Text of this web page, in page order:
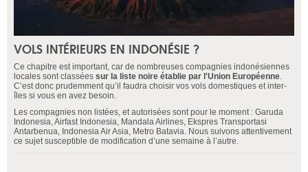
VOLS INTÉRIEURS EN INDONÉSIE ?
Ce chapitre est important, car de nombreuses compagnies indonésiennes
locales sont classées sur la liste noire établie par l'Union Européenne
C’est donc prudemment qu’il faudra choisir vos vols domestiques et inter-
îles si vous en avez besoin.
Les compagnies non listées, et autorisées sont pour le moment : Garuda
Indonesia, Airfast Indonesia, Mandala Airlines, Ekspres Transportasi
Antarbenua, Indonesia Air Asia, Metro Batavia. Nous suivons attentivement
ce sujet susceptible de modification d’une semaine à l’autre.